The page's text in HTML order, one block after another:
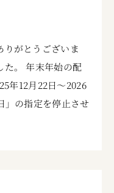
りがとうございま
た。 年末年始の配
年12月22日〜2026
」の指定を停止させ